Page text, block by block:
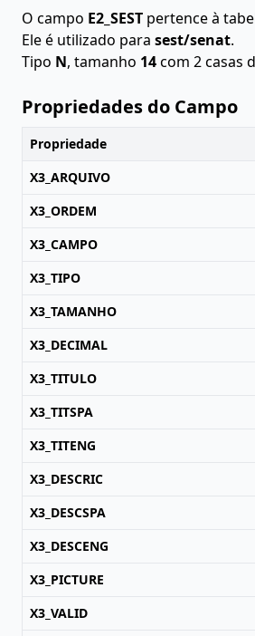
O campo E2_SEST pertence à
Ele é utilizado para sest/senat.
Tipo N, tamanho 14com 2 casas
Propriedades do Campo
Propriedade
X3_ARQUIVO
X3_ORDEM
X3_CAMPO
X3_TIPO
X3_TAMANHO
X3_DECIMAL
X3_TITULO
X3_TITSPA
X3_TITENG
X3_DESCRIC
X3_DESCSPA
X3_DESCENG
X3_PICTURE
X3_VALID